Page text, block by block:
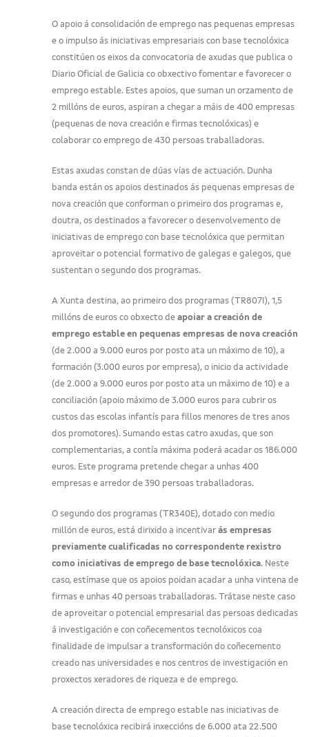
O apoio á consolidación de emprego nas pequenas empresas
e o impulso ás iniciativas empresariais con base tecnolóxica
constitúen os eixos da convocatoria de axudas que publica o
Diario Oficial de Galicia co obxectivo fomentar e favorecer o
emprego estable. Estes apoios, que suman un orzamento de
2 millóns de euros, aspiran a chegar a máis de 400 empresas
(pequenas de nova creación e firmas tecnolóxicas) e
colaborar co emprego de 430 persoas traballadoras.
Estas axudas constan de dúas vías de actuación. Dunha
banda están os apoios destinados ás pequenas empresas de
nova creación que conforman o primeiro dos programas e,
doutra, os destinados a favorecer o desenvolvemento de
iniciativas de emprego con base tecnolóxica que permitan
aproveitar o potencial formativo de galegas e galegos, que
sustentan o segundo dos programas.
A Xunta destina, ao primeiro dos programas (TR807I), 1,5
millóns de euros co obxecto de apoiar a creación de
emprego estable en pequenas empresas de nova creación
(de 2.000 a 9.000 euros por posto ata un máximo de 10), a
formación (3.000 euros por empresa), o inicio da actividade
(de 2.000 a 9.000 euros por posto ata un máximo de 10) e a
conciliación (apoio máximo de 3.000 euros para cubrir os
custos das escolas infantís para fillos menores de tres anos
dos promotores). Sumando estas catro axudas, que son
complementarias, a contía máxima poderá acadar os 186.000
euros. Este programa pretende chegar a unhas 400
empresas e arredor de 390 persoas traballadoras.
O segundo dos programas (TR340E), dotado con medio
millón de euros, está dirixido a incentivar ás empresas
previamente cualificadas no correspondente rexistro
como iniciativas de emprego de base tecnolóxica. Neste
caso, estímase que os apoios poidan acadar a unha vintena de
firmas e unhas 40 persoas traballadoras. Trátase neste caso
de aproveitar o potencial empresarial das persoas dedicadas
á investigación e con coñecementos tecnolóxicos coa
finalidade de impulsar a transformación do coñecemento
creado nas universidades e nos centros de investigación en
proxectos xeradores de riqueza e de emprego.
A creación directa de emprego estable nas iniciativas de
base tecnolóxica recibirá inxeccións de 6.000 ata 22.500